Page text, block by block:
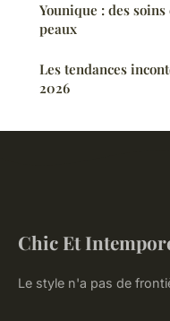
Younique : des
peaux
Les tendances
2026
Chic Et
Le style n'a pas de